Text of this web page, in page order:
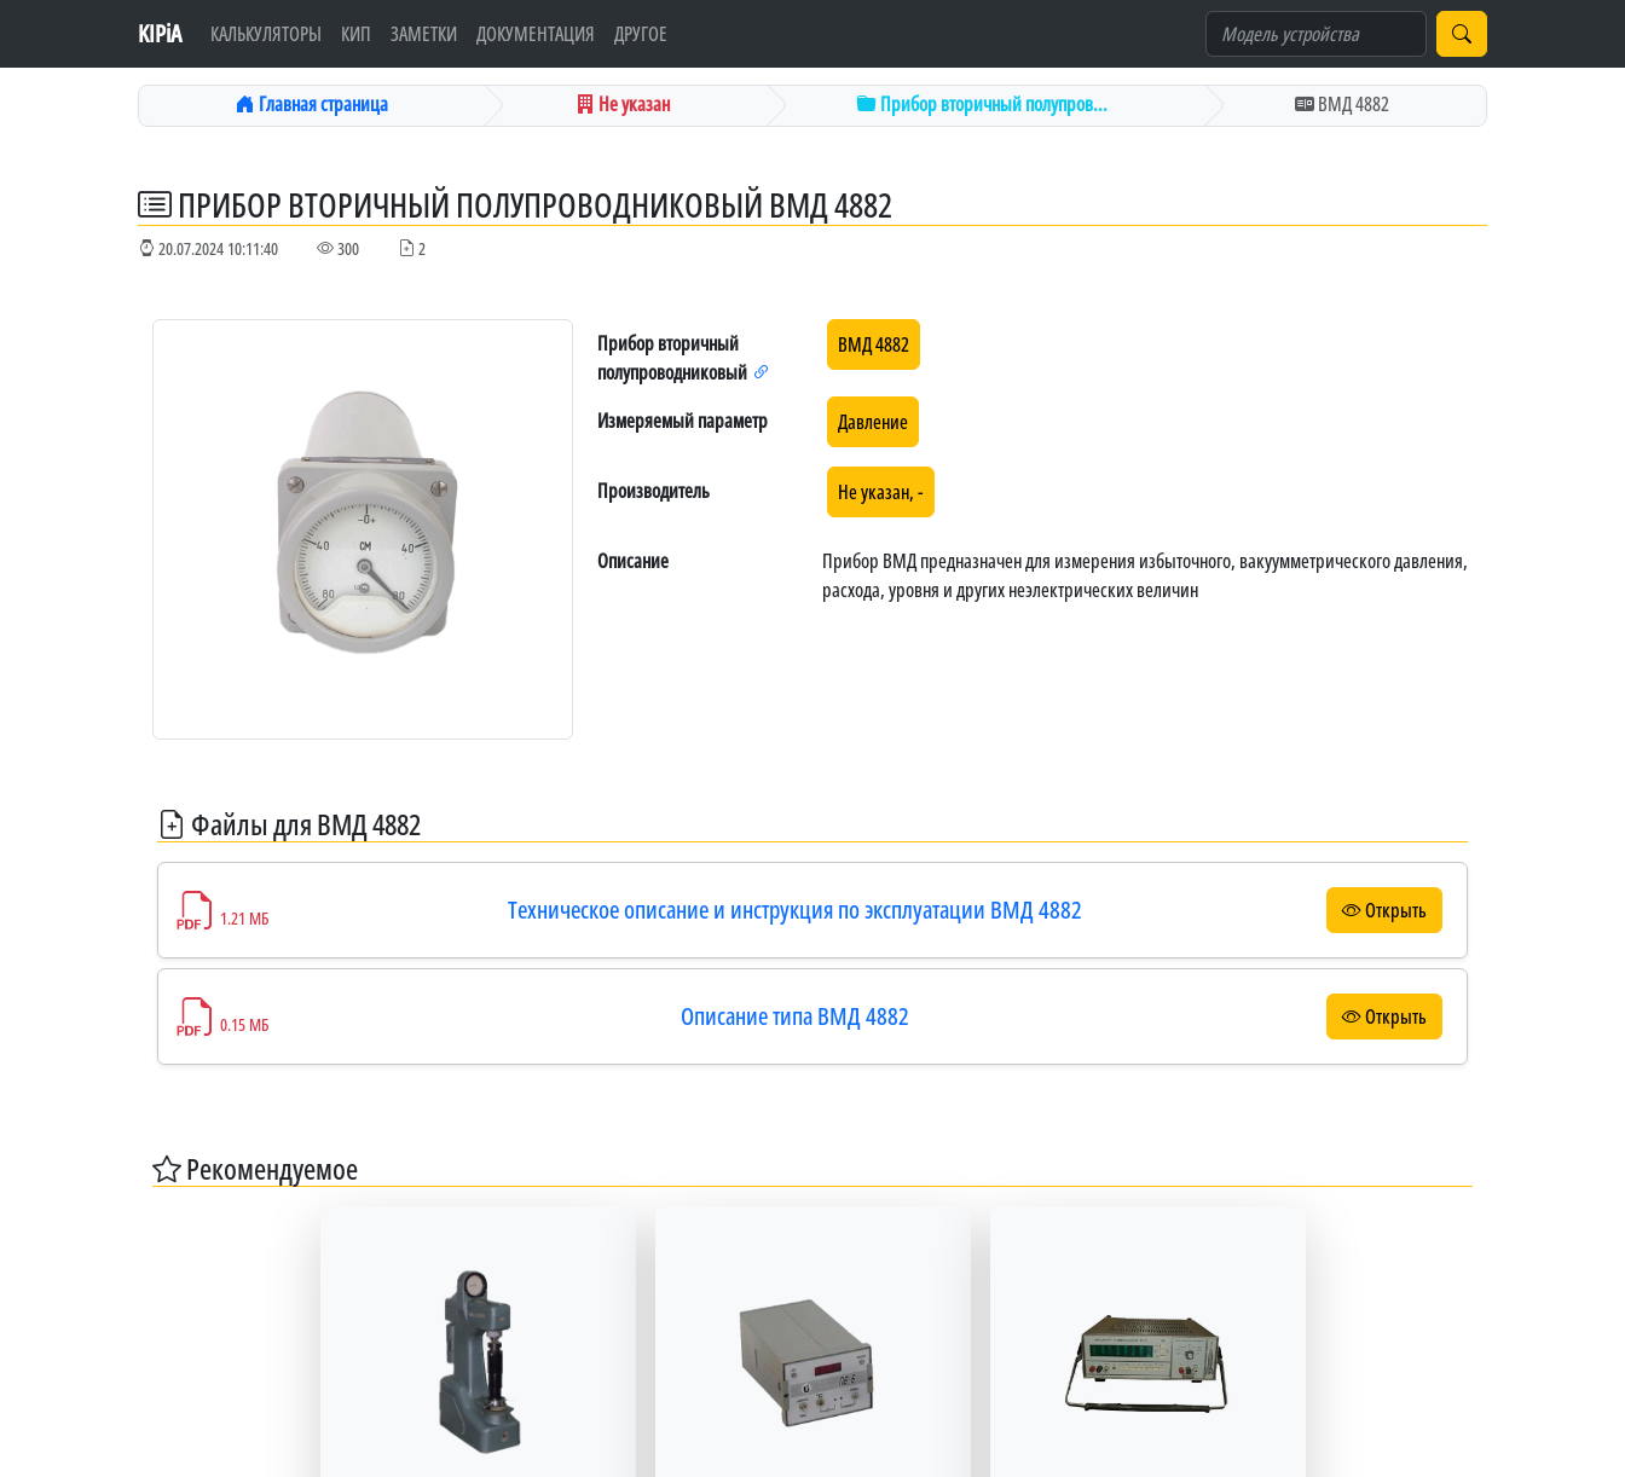
KIPiA КАЛЬКУЛЯТОРЫ КИП ЗАМЕТКИ ДОКУМЕНТАЦИЯ ДРУГОЕ
Главная страница Не указан Прибор вторичный полупров... ВМД 4882
ПРИБОР ВТОРИЧНЫЙ ПОЛУПРОВОДНИКОВЫЙ ВМД 4882
20.07.2024 10:11:40 300 2
Прибор вторичный
полупроводниковый
ВМД 4882
Измеряемый параметр Давление
Производитель Не указан, -
Описание
Прибор ВМД предназначен для измерения избыточного, вакуумметрического давления,
расхода, уровня и других неэлектрических величин
Файлы для ВМД 4882
1.21 МБ Техническое описание и инструкция по эксплуатации ВМД 4882 Открыть
0.15 МБ Описание типа ВМД 4882 Открыть
Рекомендуемое